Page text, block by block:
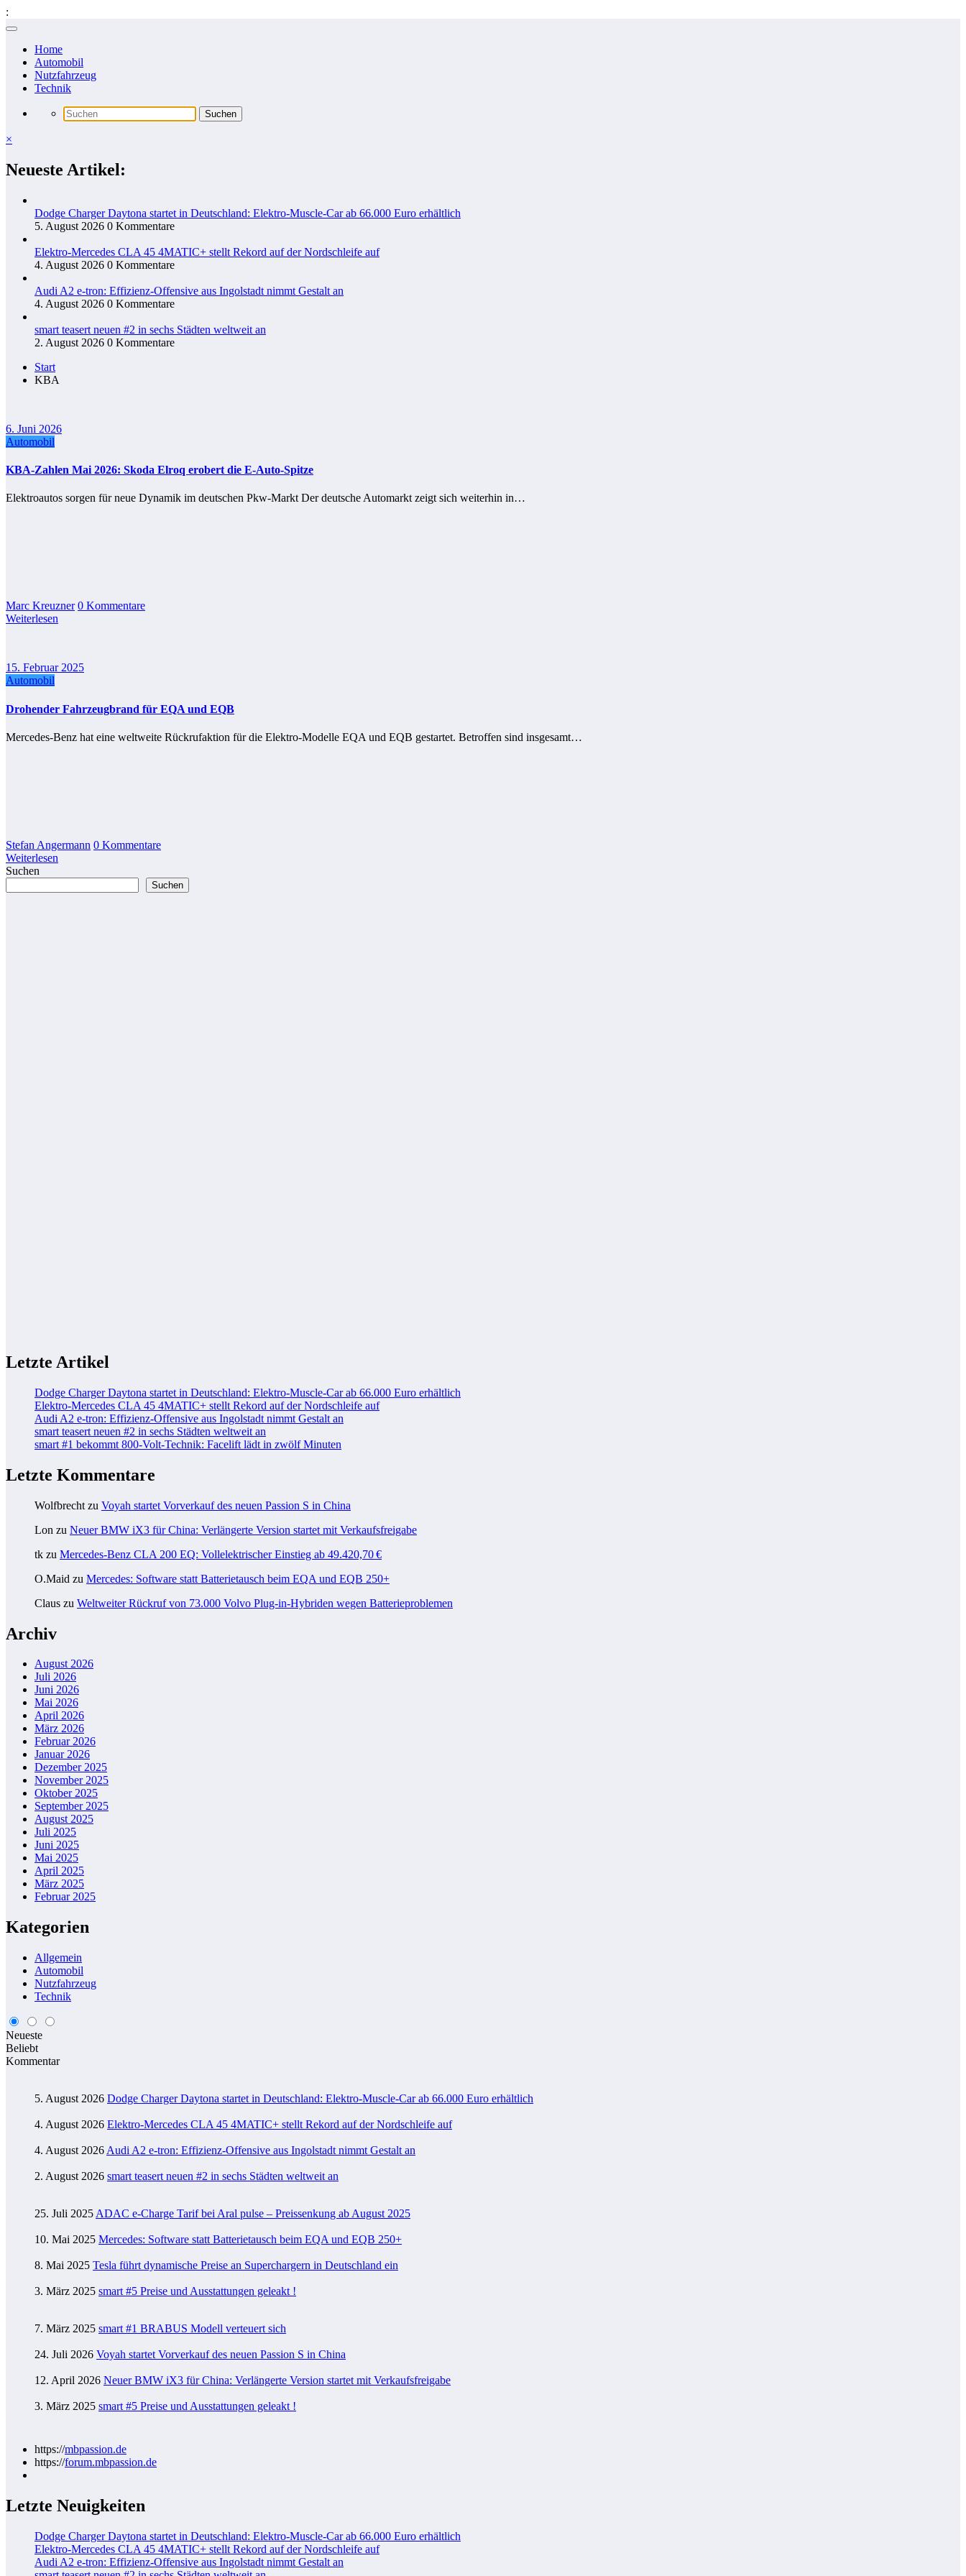
:
Zum
springenHome
Automobil
Nutzfahrzeug
Technik
×
Neueste Artikel:
Dodge Charger Daytona startet in Deutschland: Elektro-Muscle-Car ab 66.000 Euro erhältlich
5. August 2026 0 Kommentare
Elektro-Mercedes CLA 45 4MATIC+ stellt Rekord auf der Nordschleife auf
4. August 2026 0 Kommentare
Audi A2 e-tron: Effizienz-Offensive aus Ingolstadt nimmt Gestalt an
4. August 2026 0 Kommentare
smart teasert neuen #2 in sechs Städten weltweit an
2. August 2026 0 Kommentare
Start
KBA
6. Juni 2026
Automobil
KBA-Zahlen Mai 2026: Skoda Elroq erobert die E-Auto-Spitze
Elektroautos sorgen für neue Dynamik im deutschen Pkw-Markt Der deutsche Automarkt zeigt sich weiterhin in…
Marc Kreuzner 0 Kommentare
Weiterlesen
15. Februar 2025
Automobil
Drohender Fahrzeugbrand für EQA und EQB
Mercedes-Benz hat eine weltweite Rückrufaktion für die Elektro-Modelle EQA und EQB gestartet. Betroffen sind insgesamt…
Stefan Angermann 0 Kommentare
Weiterlesen
Suchen
Suchen
Letzte Artikel
Dodge Charger Daytona startet in Deutschland: Elektro-Muscle-Car ab 66.000 Euro erhältlich
Elektro-Mercedes CLA 45 4MATIC+ stellt Rekord auf der Nordschleife auf
Audi A2 e-tron: Effizienz-Offensive aus Ingolstadt nimmt Gestalt an
smart teasert neuen #2 in sechs Städten weltweit an
smart #1 bekommt 800-Volt-Technik: Facelift lädt in zwölf Minuten
Letzte Kommentare
Wolfbrecht zu Voyah startet Vorverkauf des neuen Passion S in China
Lon zu Neuer BMW iX3 für China: Verlängerte Version startet mit Verkaufsfreigabe
tk zu Mercedes-Benz CLA 200 EQ: Vollelektrischer Einstieg ab 49.420,70 €
O.Maid zu Mercedes: Software statt Batterietausch beim EQA und EQB 250+
Claus zu Weltweiter Rückruf von 73.000 Volvo Plug-in-Hybriden wegen Batterieproblemen
Archiv
August 2026
Juli 2026
Juni 2026
Mai 2026
April 2026
März 2026
Februar 2026
Januar 2026
Dezember 2025
November 2025
Oktober 2025
September 2025
August 2025
Juli 2025
Juni 2025
Mai 2025
April 2025
März 2025
Februar 2025
Kategorien
Allgemein
Automobil
Nutzfahrzeug
Technik
Neueste
Beliebt
Kommentar
5. August 2026 Dodge Charger Daytona startet in Deutschland: Elektro-Muscle-Car ab 66.000 Euro erhältlich
4. August 2026 Elektro-Mercedes CLA 45 4MATIC+ stellt Rekord auf der Nordschleife auf
4. August 2026 Audi A2 e-tron: Effizienz-Offensive aus Ingolstadt nimmt Gestalt an
2. August 2026 smart teasert neuen #2 in sechs Städten weltweit an
25. Juli 2025 ADAC e-Charge Tarif bei Aral pulse – Preissenkung ab August 2025
10. Mai 2025 Mercedes: Software statt Batterietausch beim EQA und EQB 250+
8. Mai 2025 Tesla führt dynamische Preise an Superchargern in Deutschland ein
3. März 2025 smart #5 Preise und Ausstattungen geleakt !
7. März 2025 smart #1 BRABUS Modell verteuert sich
24. Juli 2026 Voyah startet Vorverkauf des neuen Passion S in China
12. April 2026 Neuer BMW iX3 für China: Verlängerte Version startet mit Verkaufsfreigabe
3. März 2025 smart #5 Preise und Ausstattungen geleakt !
https://mbpassion.de
https://forum.mbpassion.de
Letzte Neuigkeiten
Dodge Charger Daytona startet in Deutschland: Elektro-Muscle-Car ab 66.000 Euro erhältlich
Elektro-Mercedes CLA 45 4MATIC+ stellt Rekord auf der Nordschleife auf
Audi A2 e-tron: Effizienz-Offensive aus Ingolstadt nimmt Gestalt an